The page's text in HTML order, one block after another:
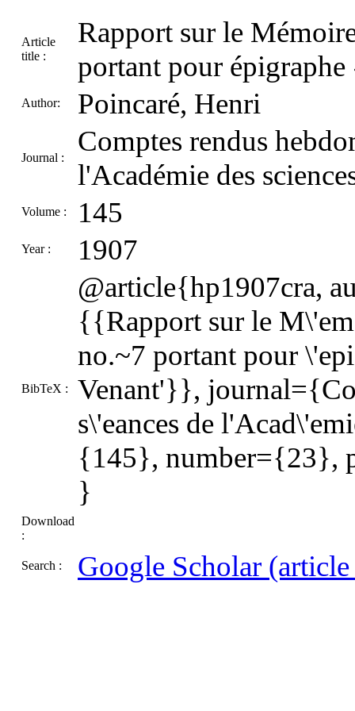
Article
title :
Rapport sur le
portant pour
Author: Poincaré, Henri
Journal :
Comptes rendus
l'Académie des
Volume : 145
Year : 1907
BibTeX :
@article{hp1907cra,
{{Rapport sur le
no.~7 portant pour
Venant'}},
s\'eances de
{145}, number={23},
}
Download
:
Search : Google Scholar